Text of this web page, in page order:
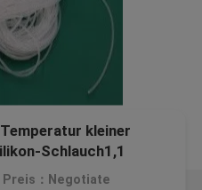
kleiner
Schlauch1,1
Preis：Negotiate